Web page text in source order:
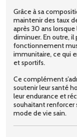
Grâce à sa
maintenir des taux
après 30 ans
diminuer. En outre,
fonctionnement
immunitaire, ce qui
et sportifs.
Ce complément
soutenir leur santé
leur endurance et
souhaitant renforcer
mode de vie sain.